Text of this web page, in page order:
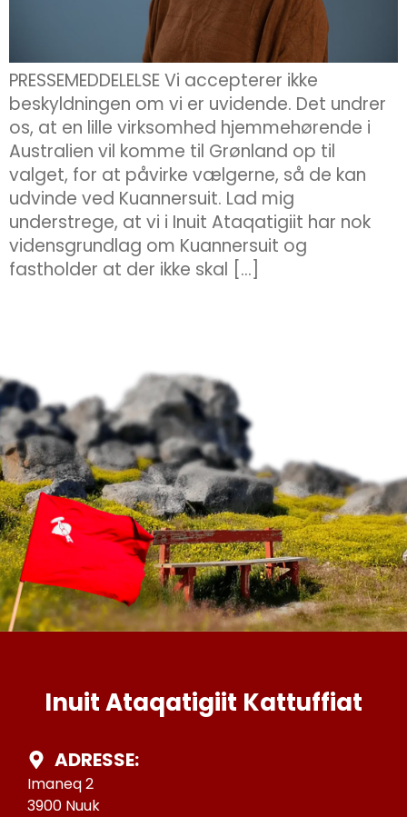
PRESSEMEDDELELSE Vi accepterer ikke
beskyldningen om vi er uvidende. Det undrer
os, at en lille virksomhed hjemmehørende i
Australien vil komme til Grønland op til
valget, for at påvirke vælgerne, så de kan
udvinde ved Kuannersuit. Lad mig
understrege, at vi i Inuit Ataqatigiit har nok
vidensgrundlag om Kuannersuit og
fastholder at der ikke skal […]
Inuit Ataqatigiit Kattuffiat
ADRESSE:
Imaneq 2
3900 Nuuk